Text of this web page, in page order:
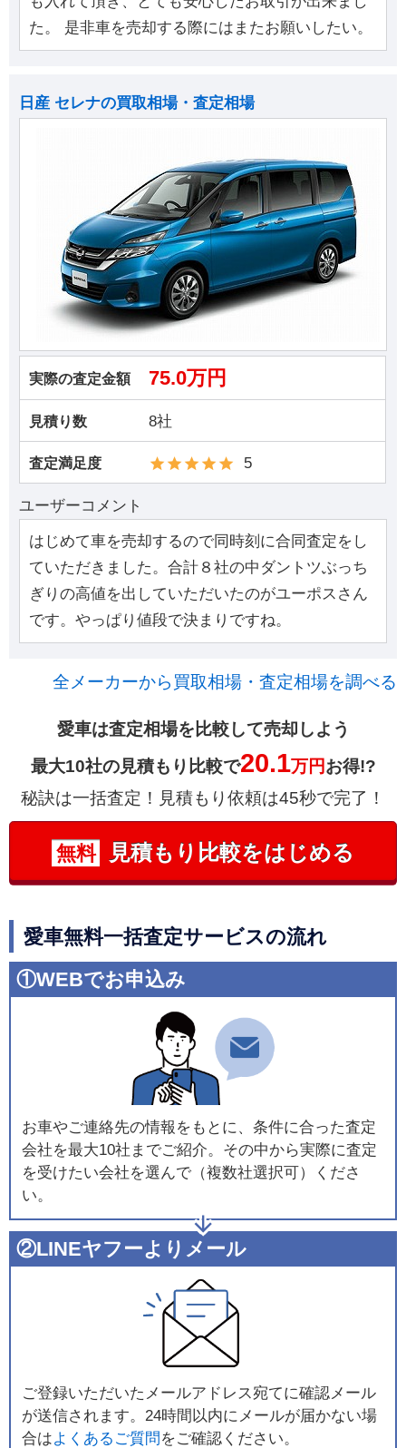
た。 是非車を売却する際にはまたお願いしたい。
日産 セレナの買取相場・査定相場
実際の査定金額 75.0万円
見積り数 8社
査定満足度 5
ユーザーコメント
はじめて車を売却するので同時刻に合同査定をし
ていただきました。合計８社の中ダントツぶっち
ぎりの高値を出していただいたのがユーポスさん
です。やっぱり値段で決まりですね。
全メーカーから買取相場・査定相場を調べる
愛車は査定相場を比較して売却しよう
最大10社の見積もり比較で20.1万円お得!?
秘訣は一括査定！見積もり依頼は45秒で完了！
無料 見積もり比較をはじめる
愛車無料一括査定サービスの流れ
①WEBでお申込み
お車やご連絡先の情報をもとに、条件に合った査定
会社を最大10社までご紹介。その中から実際に査定
を受けたい会社を選んで（複数社選択可）くださ
い。
②LINEヤフーよりメール
ご登録いただいたメールアドレス宛てに確認メール
が送信されます。24時間以内にメールが届かない場
合はよくあるご質問 をご確認ください。